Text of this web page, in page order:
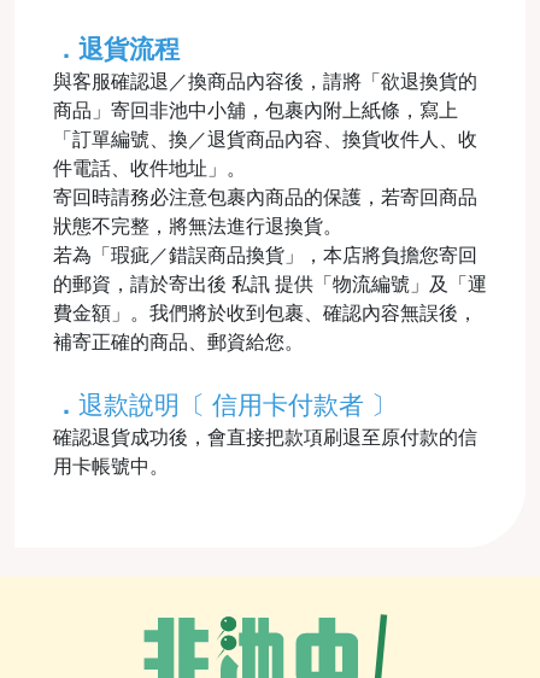
．退貨流程
與客服確認退／換商品內容後，請將「欲退換貨的
商品」寄回非池中小舖，包裹內附上紙條，寫上
「訂單編號、換／退貨商品內容、換貨收件人、收
件電話、收件地址」。
寄回時請務必注意包裹內商品的保護，若寄回商品
狀態不完整，將無法進行退換貨。
若為「瑕疵／錯誤商品換貨」，本店將負擔您寄回
的郵資，請於寄出後 私訊 提供「物流編號」及「運
費金額」。我們將於收到包裹、確認內容無誤後，
補寄正確的商品、郵資給您。
． 退款說明〔 信用卡付款者 〕
確認退貨成功後，會直接把款項刷退至原付款的信
用卡帳號中。